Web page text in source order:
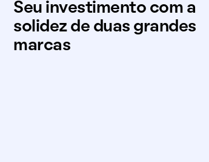
Seu investimento com a
solidez de duas grandes
marcas